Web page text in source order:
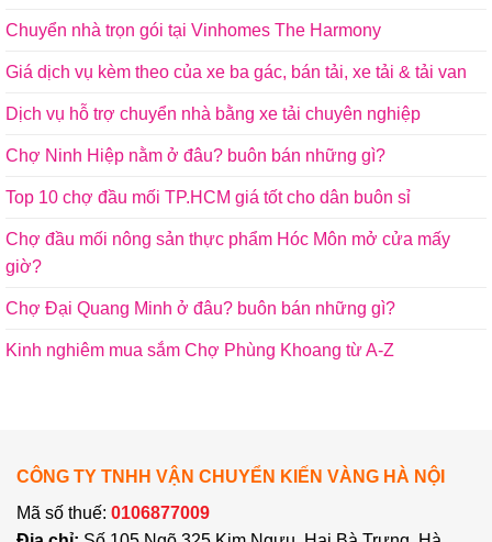
Chuyển nhà trọn gói tại Vinhomes The Harmony
Giá dịch vụ kèm theo của xe ba gác, bán tải, xe tải & tải van
Dịch vụ hỗ trợ chuyển nhà bằng xe tải chuyên nghiệp
Chợ Ninh Hiệp nằm ở đâu? buôn bán những gì?
Top 10 chợ đầu mối TP.HCM giá tốt cho dân buôn sỉ
Chợ đầu mối nông sản thực phẩm Hóc Môn mở cửa mấy
giờ?
Chợ Đại Quang Minh ở đâu? buôn bán những gì?
Kinh nghiêm mua sắm Chợ Phùng Khoang từ A-Z
CÔNG TY TNHH VẬN CHUYỂN KIẾN VÀNG HÀ NỘI
Mã số thuế: 0106877009